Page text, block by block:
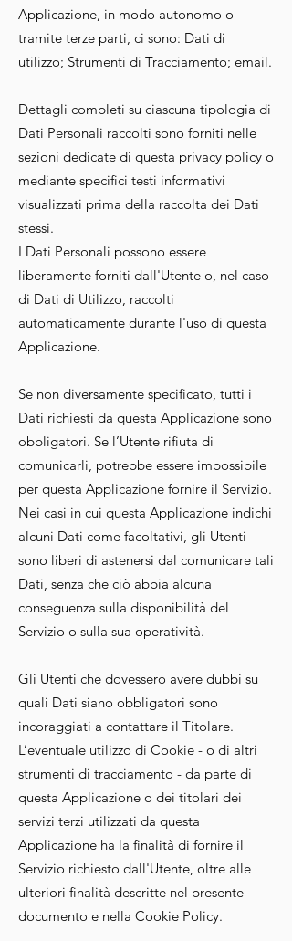
Applicazione, in modo autonomo o
tramite terze parti, ci sono: Dati di
utilizzo; Strumenti di Tracciamento; email.
Dettagli completi su ciascuna tipologia di
Dati Personali raccolti sono forniti nelle
sezioni dedicate di questa privacy policy o
mediante specifici testi informativi
visualizzati prima della raccolta dei Dati
stessi.
I Dati Personali possono essere
liberamente forniti dall'Utente o, nel caso
di Dati di Utilizzo, raccolti
automaticamente durante l'uso di questa
Applicazione.
Se non diversamente specificato, tutti i
Dati richiesti da questa Applicazione sono
obbligatori. Se l’Utente rifiuta di
comunicarli, potrebbe essere impossibile
per questa Applicazione fornire il Servizio.
Nei casi in cui questa Applicazione indichi
alcuni Dati come facoltativi, gli Utenti
sono liberi di astenersi dal comunicare tali
Dati, senza che ciò abbia alcuna
conseguenza sulla disponibilità del
Servizio o sulla sua operatività.
Gli Utenti che dovessero avere dubbi su
quali Dati siano obbligatori sono
incoraggiati a contattare il Titolare.
L’eventuale utilizzo di Cookie - o di altri
strumenti di tracciamento - da parte di
questa Applicazione o dei titolari dei
servizi terzi utilizzati da questa
Applicazione ha la finalità di fornire il
Servizio richiesto dall'Utente, oltre alle
ulteriori finalità descritte nel presente
documento e nella Cookie Policy.